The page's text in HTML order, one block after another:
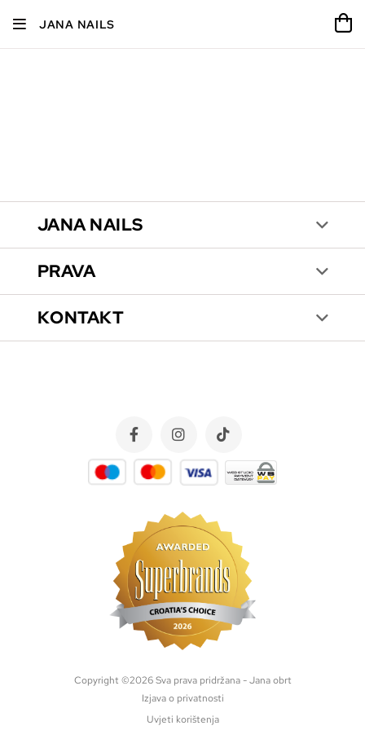
JANA NAILS
JANA NAILS
PRAVA
KONTAKT
Copyright ©2026 Sva prava pridržana - Jana obrt
Izjava o privatnosti
Uvjeti korištenja